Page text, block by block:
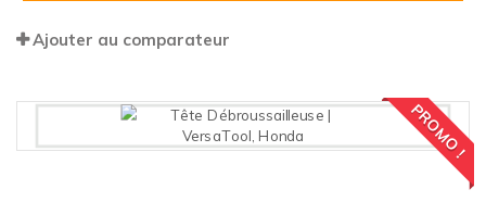
Ajouter au comparateur
PROMO !